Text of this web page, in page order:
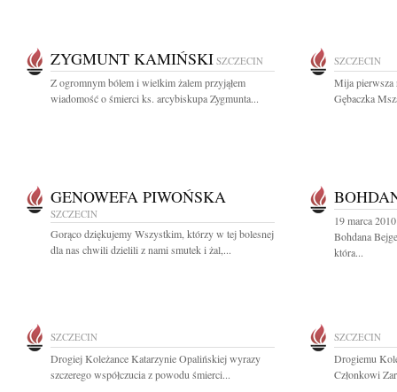
ZYGMUNT KAMIŃSKI SZCZECIN
Z ogromnym bólem i wielkim żalem przyjąłem
wiadomość o śmierci ks. arcybiskupa Zygmunta...
SZCZECIN
Mija pierwsza
Gębaczka
GENOWEFA PIWOŃSKA
SZCZECIN
Gorąco dziękujemy Wszystkim, którzy w tej bolesnej
dla nas chwili dzielili z nami smutek i żal,...
19 marca
Bohdana
która...
SZCZECIN
Drogiej Koleżance Katarzynie Opalińskiej wyrazy
szczerego współczucia z powodu śmierci...
SZCZECIN
Drogiemu
Członkowi